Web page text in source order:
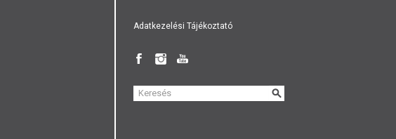
Adatkezelési Tájékoztató
KERESÉS
ŰRLAP